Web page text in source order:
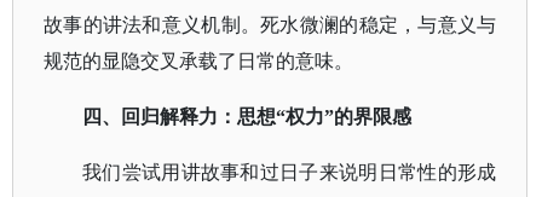
故事的讲法和意义机制。死水微澜的稳定，与意义与
规范的显隐交叉承载了日常的意味。
四、回归解释力：思想“权力”的界限感
我们尝试用讲故事和过日子来说明日常性的形成